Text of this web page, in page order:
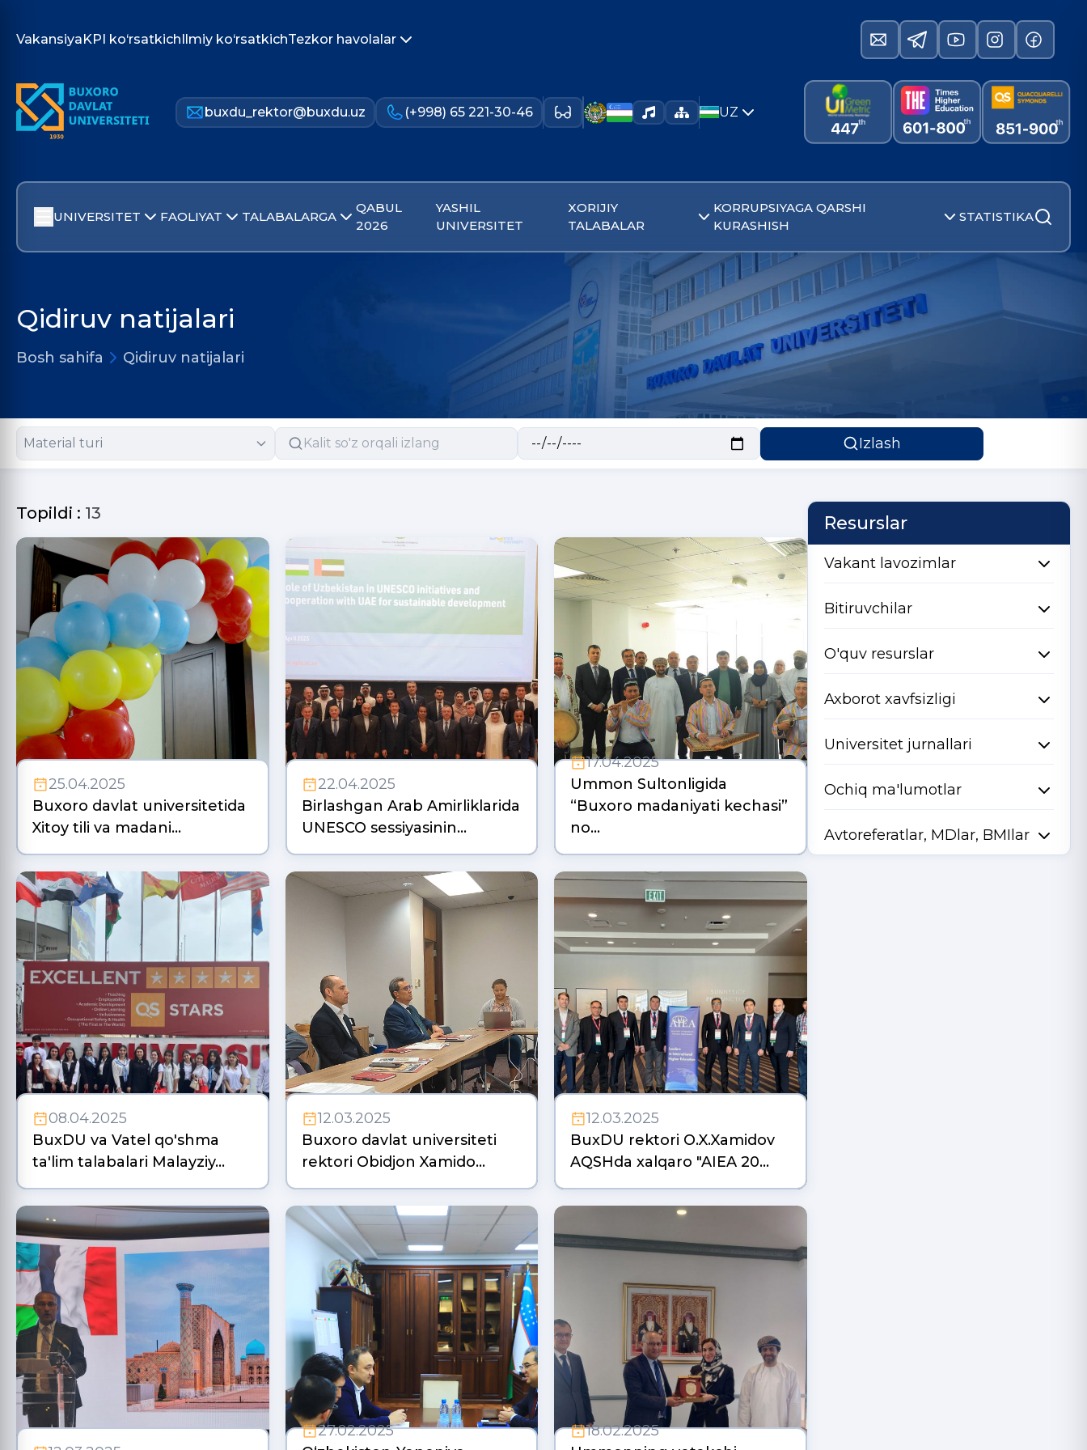
VakansiyaKPI ko‘rsatkichIlmiy ko‘rsatkichTezkor havolalar
buxdu_rektor@buxdu.uz (+998) 65 221-30-46 UZ
UNIVERSITET FAOLIYAT TALABALARGA
QABUL
2026
YASHIL
UNIVERSITET
XORIJIY
TALABALAR
KORRUPSIYAGA QARSHI
KURASHISH
STATISTIKA
Qidiruv natijalari
Bosh sahifa Qidiruv natijalari
Material turi Izlash
Topildi : 13
25.04.2025
Buxoro davlat universitetida
Xitoy tili va madani…
22.04.2025
Birlashgan Arab Amirliklarida
UNESCO sessiyasinin…
17.04.2025
Ummon Sultonligida
“Buxoro madaniyati kechasi”
no…
08.04.2025
BuxDU va Vatel qo'shma
ta'lim talabalari Malayziy…
12.03.2025
Buxoro davlat universiteti
rektori Obidjon Xamido…
12.03.2025
BuxDU rektori O.X.Xamidov
AQSHda xalqaro "AIEA 20…
27.02.2025
18.02.2025
Resurslar
Vakant lavozimlar
Bitiruvchilar
O'quv resurslar
Axborot xavfsizligi
Universitet jurnallari
Ochiq ma'lumotlar
Avtoreferatlar, MDlar, BMIlar